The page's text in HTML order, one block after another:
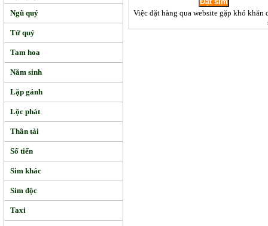
Ngũ quý
Tứ quý
Tam hoa
Năm sinh
Lặp gánh
Lộc phát
Thần tài
Số tiến
Sim khác
Sim độc
Taxi
Việc đặt hàng qua website gặp khó